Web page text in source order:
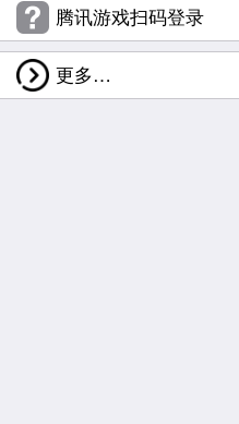
腾讯游戏扫码登录
更多…